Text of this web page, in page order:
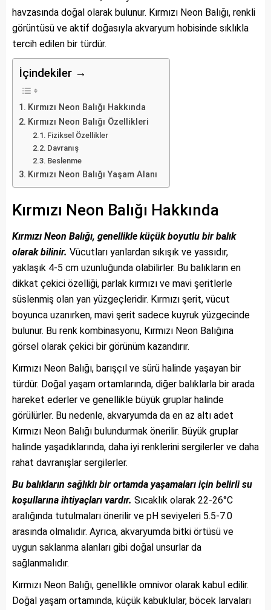
havzasında doğal olarak bulunur. Kırmızı Neon Balığı, renkli
görüntüsü ve aktif doğasıyla akvaryum hobisinde sıklıkla
tercih edilen bir türdür.
İçindekiler →
Kırmızı Neon Balığı Hakkında
Kırmızı Neon Balığı Özellikleri
Fiziksel Özellikler
Davranış
Beslenme
Kırmızı Neon Balığı Yaşam Alanı
Kırmızı Neon Balığı Hakkında
Kırmızı Neon Balığı, genellikle küçük boyutlu bir balık
olarak bilinir. Vücutları yanlardan sıkışık ve yassıdır,
yaklaşık 4-5 cm uzunluğunda olabilirler. Bu balıkların en
dikkat çekici özelliği, parlak kırmızı ve mavi şeritlerle
süslenmiş olan yan yüzgeçleridir. Kırmızı şerit, vücut
boyunca uzanırken, mavi şerit sadece kuyruk yüzgecinde
bulunur. Bu renk kombinasyonu, Kırmızı Neon Balığına
görsel olarak çekici bir görünüm kazandırır.
Kırmızı Neon Balığı, barışçıl ve sürü halinde yaşayan bir
türdür. Doğal yaşam ortamlarında, diğer balıklarla bir arada
hareket ederler ve genellikle büyük gruplar halinde
görülürler. Bu nedenle, akvaryumda da en az altı adet
Kırmızı Neon Balığı bulundurmak önerilir. Büyük gruplar
halinde yaşadıklarında, daha iyi renklerini sergilerler ve daha
rahat davranışlar sergilerler.
Bu balıkların sağlıklı bir ortamda yaşamaları için belirli su
koşullarına ihtiyaçları vardır. Sıcaklık olarak 22-26°C
aralığında tutulmaları önerilir ve pH seviyeleri 5.5-7.0
arasında olmalıdır. Ayrıca, akvaryumda bitki örtüsü ve
uygun saklanma alanları gibi doğal unsurlar da
sağlanmalıdır.
Kırmızı Neon Balığı, genellikle omnivor olarak kabul edilir.
Doğal yaşam ortamında, küçük kabuklular, böcek larvaları